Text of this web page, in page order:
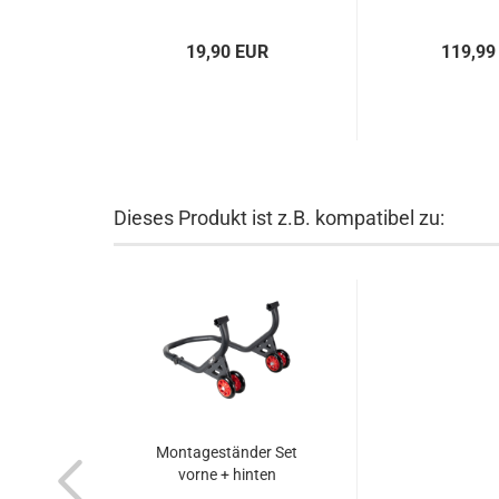
19,90 EUR 119,99
Dieses Produkt ist z.B. kompatibel zu:
Montageständer Set
vorne + hinten